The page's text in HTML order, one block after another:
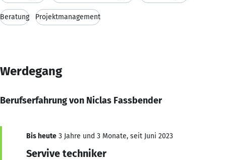
Beratung Projektmanagement
Werdegang
Berufserfahrung von Niclas Fassbender
Bis heute 3 Jahre und 3 Monate, seit Juni 2023
Servive techniker